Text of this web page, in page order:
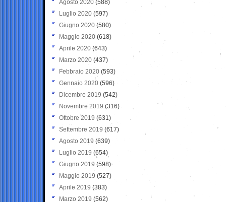
Agosto 2020 (588)
Luglio 2020 (597)
Giugno 2020 (580)
Maggio 2020 (618)
Aprile 2020 (643)
Marzo 2020 (437)
Febbraio 2020 (593)
Gennaio 2020 (596)
Dicembre 2019 (542)
Novembre 2019 (316)
Ottobre 2019 (631)
Settembre 2019 (617)
Agosto 2019 (639)
Luglio 2019 (654)
Giugno 2019 (598)
Maggio 2019 (527)
Aprile 2019 (383)
Marzo 2019 (562)